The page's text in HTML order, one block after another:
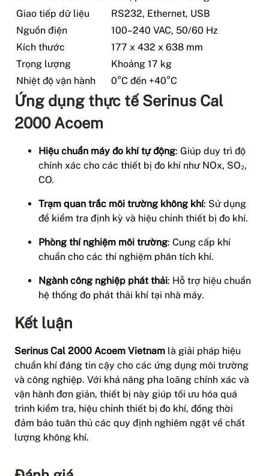
Giao tiếp dữ liệu
RS232, Ethernet, USB
Nguồn điện
100–240 VAC, 50/60 Hz
Kích thước
177 x 432 x 638 mm
Trọng lượng
Khoảng 17 kg
Nhiệt độ vận hành
0°C đến +40°C
Ứng dụng thực tế Serinus Cal
2000 Acoem
Hiệu chuẩn máy đo khí tự động: Giúp duy trì độ
chính xác cho các thiết bị đo khí như NOx, SO₂,
CO.
Trạm quan trắc môi trường không khí: Sử dụng
để kiểm tra định kỳ và hiệu chỉnh thiết bị đo khí.
Phòng thí nghiệm môi trường: Cung cấp khí
chuẩn cho các thí nghiệm phân tích khí.
Ngành công nghiệp phát thải: Hỗ trợ hiệu chuẩn
hệ thống đo phát thải khí tại nhà máy.
Kết luận
Serinus Cal 2000 Acoem Vietnam là giải pháp hiệu
chuẩn khí đáng tin cậy cho các ứng dụng môi trường
và công nghiệp. Với khả năng pha loãng chính xác và
vận hành đơn giản, thiết bị này giúp tối ưu hóa quá
trình kiểm tra, hiệu chỉnh thiết bị đo khí, đồng thời
đảm bảo tuân thủ các quy định nghiêm ngặt về chất
lượng không khí.